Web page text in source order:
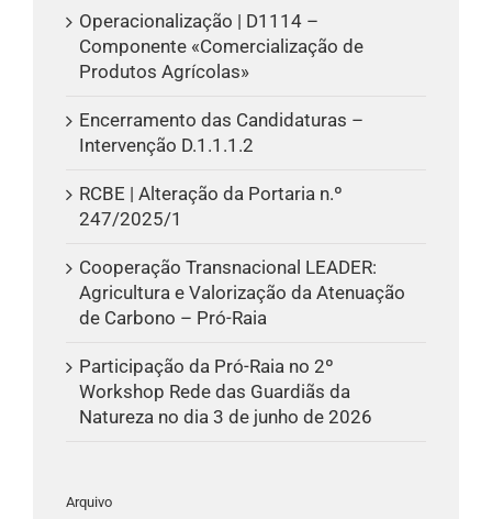
Operacionalização | D1114 –
Componente «Comercialização de
Produtos Agrícolas»
Encerramento das Candidaturas –
Intervenção D.1.1.1.2
RCBE | Alteração da Portaria n.º
247/2025/1
Cooperação Transnacional LEADER:
Agricultura e Valorização da Atenuação
de Carbono – Pró-Raia
Participação da Pró-Raia no 2º
Workshop Rede das Guardiãs da
Natureza no dia 3 de junho de 2026
Arquivo